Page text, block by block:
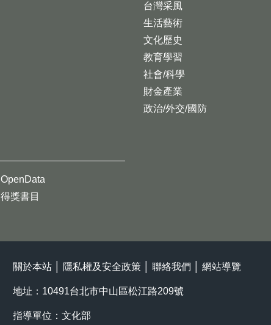
台灣采風
生活藝術
文化歷史
教育學習
社會/科學
財金產業
政治/外交/國防
OpenData
得獎書目
關於本站 隱私權及安全政策 聯絡我們 網站導覽
地址：10491台北市中山區松江路209號
指導單位：文化部